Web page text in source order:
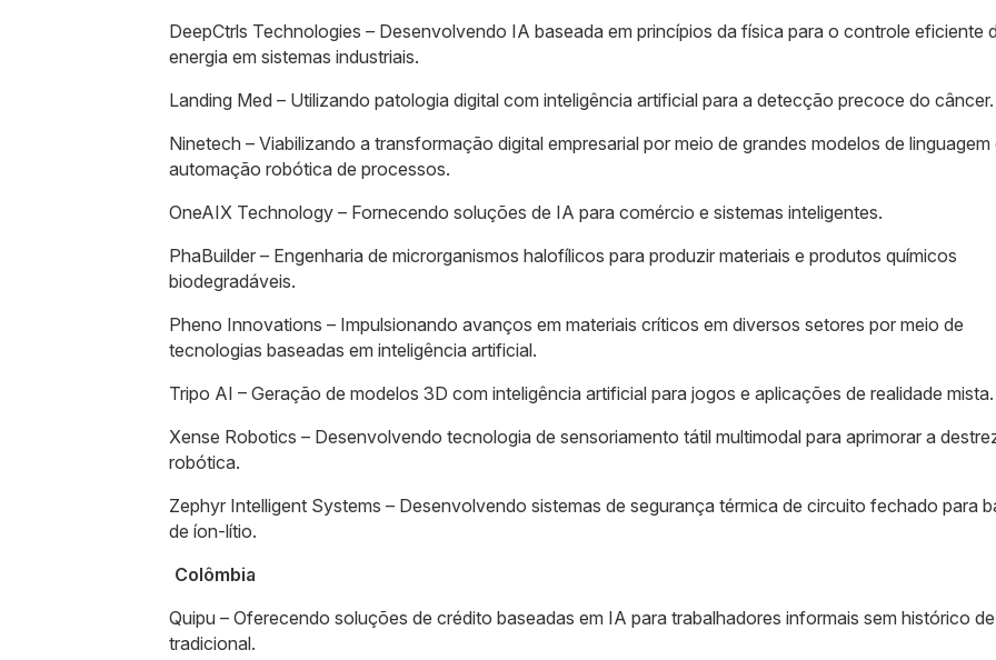
DeepCtrls Technologies – Desenvolvendo IA baseada em princípios da física para o controle eficiente
energia em sistemas industriais.
Landing Med – Utilizando patologia digital com inteligência artificial para a detecção precoce do câncer.
Ninetech – Viabilizando a transformação digital empresarial por meio de grandes modelos de linguagem
automação robótica de processos.
OneAIX Technology – Fornecendo soluções de IA para comércio e sistemas inteligentes.
PhaBuilder – Engenharia de microrganismos halofílicos para produzir materiais e produtos químicos
biodegradáveis.
Pheno Innovations – Impulsionando avanços em materiais críticos em diversos setores por meio de
tecnologias baseadas em inteligência artificial.
Tripo AI – Geração de modelos 3D com inteligência artificial para jogos e aplicações de realidade mista.
Xense Robotics – Desenvolvendo tecnologia de sensoriamento tátil multimodal para aprimorar a
robótica.
Zephyr Intelligent Systems – Desenvolvendo sistemas de segurança térmica de circuito fechado para
de íon-lítio.
Colômbia
Quipu – Oferecendo soluções de crédito baseadas em IA para trabalhadores informais sem histórico
tradicional.